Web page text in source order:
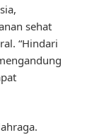
sehat
“Hindari